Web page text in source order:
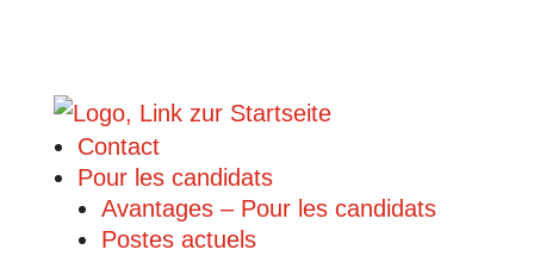
Contact
Pour les candidats
Avantages – Pour les candidats
Postes actuels